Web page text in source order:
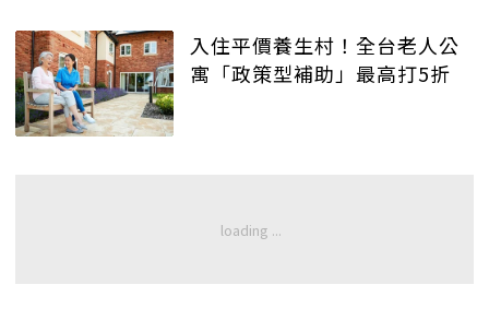
入住平價養生村！全台老人公
寓「政策型補助」最高打5折